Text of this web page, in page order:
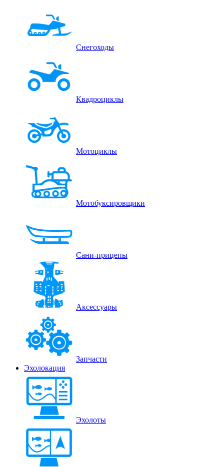
Снегоходы
Квадроциклы
Мотоциклы
Мотобуксировщики
Сани-прицепы
Аксессуары
Запчасти
Эхолокация
Эхолоты